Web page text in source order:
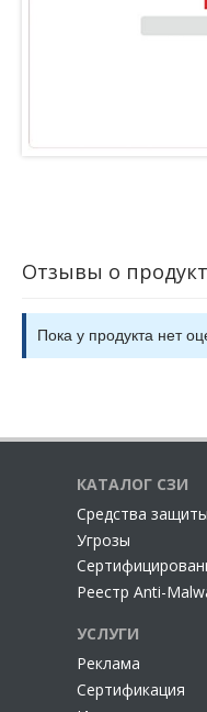
Отзывы о
Пока у продукта нет
КАТАЛОГ СЗИ
Cредства защиты
Угрозы
Реестр Anti-
УСЛУГИ
Реклама
Сертификация